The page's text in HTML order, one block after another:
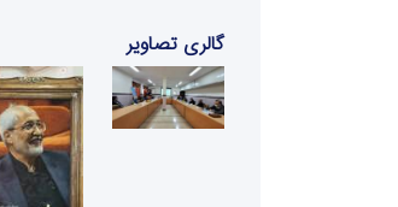
گالری تصاویر